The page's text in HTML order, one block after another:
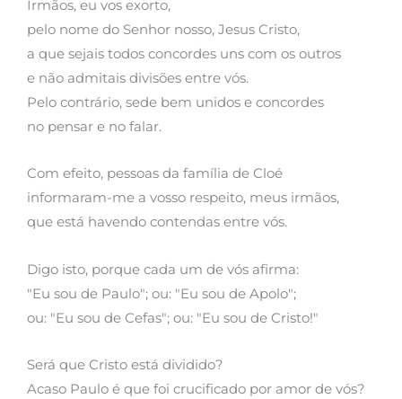
Irmãos, eu vos exorto,
pelo nome do Senhor nosso, Jesus Cristo,
a que sejais todos concordes uns com os outros
e não admitais divisões entre vós.
Pelo contrário, sede bem unidos e concordes
no pensar e no falar.
Com efeito, pessoas da família de Cloé
informaram-me a vosso respeito, meus irmãos,
que está havendo contendas entre vós.
Digo isto, porque cada um de vós afirma:
"Eu sou de Paulo"; ou: "Eu sou de Apolo";
ou: "Eu sou de Cefas"; ou: "Eu sou de Cristo!"
Será que Cristo está dividido?
Acaso Paulo é que foi crucificado por amor de vós?